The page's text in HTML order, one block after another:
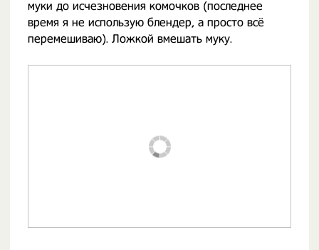
муки до исчезновения комочков (последнее
время я не использую блендер, а просто всё
перемешиваю). Ложкой вмешать муку.